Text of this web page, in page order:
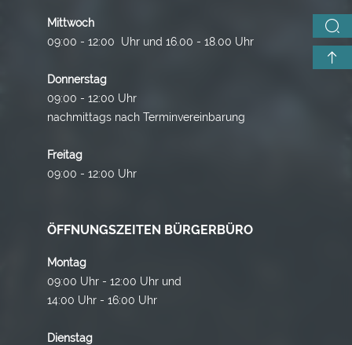
Mittwoch
09:00 - 12:00 Uhr und 16.00 - 18.00 Uhr
Donnerstag
09:00 - 12:00 Uhr
nachmittags nach Terminvereinbarung
Freitag
09:00 - 12:00 Uhr
ÖFFNUNGSZEITEN BÜRGERBÜRO
Montag
09:00 Uhr - 12:00 Uhr und
14:00 Uhr - 16:00 Uhr
Dienstag